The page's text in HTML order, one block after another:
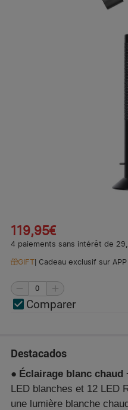
119,95€
4 paiements sans intérêt de
GIFT| Cadeau exclusif sur
Comparer
Destacados
● Éclairage blanc
LED blanches et 12 LED
une lumière blanche